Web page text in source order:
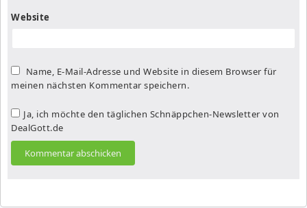
Website
Name, E-Mail-Adresse und Website in diesem Browser für
meinen nächsten Kommentar speichern.
Ja, ich möchte den täglichen Schnäppchen-Newsletter von
DealGott.de